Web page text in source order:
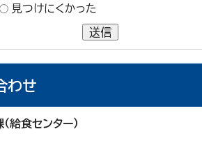
見つけにくかった
送信
わせ
給食センター）